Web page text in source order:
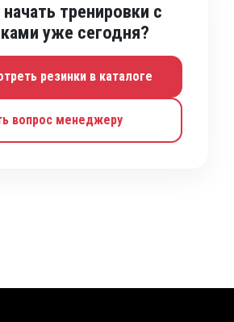
тренировки с
уже сегодня?
резинки в каталоге
вопрос менеджеру